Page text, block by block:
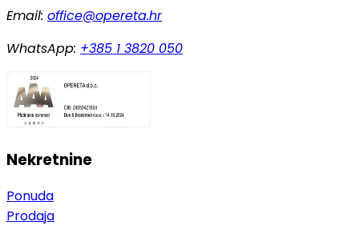
Email: office@opereta.hr
WhatsApp: +385 1 3820 050
Nekretnine
Ponuda
Prodaja